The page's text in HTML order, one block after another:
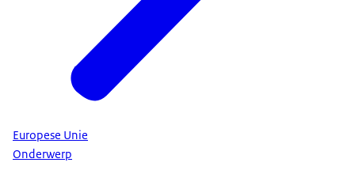
Europese Unie
Onderwerp